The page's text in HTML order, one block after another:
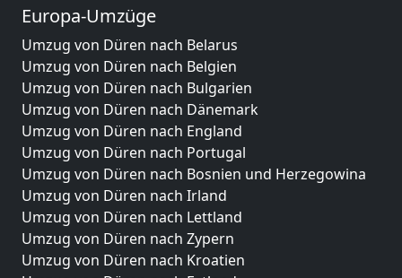
Europa-Umzüge
Umzug von Düren nach Belarus
Umzug von Düren nach Belgien
Umzug von Düren nach Bulgarien
Umzug von Düren nach Dänemark
Umzug von Düren nach England
Umzug von Düren nach Portugal
Umzug von Düren nach Bosnien und Herzegowina
Umzug von Düren nach Irland
Umzug von Düren nach Lettland
Umzug von Düren nach Zypern
Umzug von Düren nach Kroatien